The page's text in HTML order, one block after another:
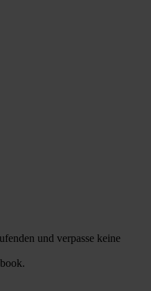
und verpasse keine